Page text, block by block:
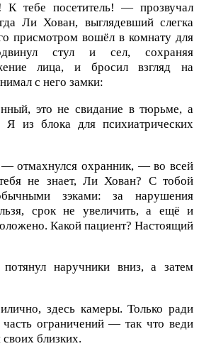
тебе посетитель! — прозвучал
Ли Хован, выглядевший слегка
присмотром вошёл в комнату для
стул и сел, сохраняя
лица, и бросил взгляд на
с него замки:
это не свидание в тюрьме, а
Я из блока для психиатрических
отмахнулся охранник, — во всей
не знает, Ли Хован? С тобой
зэками: за нарушения
срок не увеличить, а ещё и
Какой пациент? Настоящий
наручники вниз, а затем
здесь камеры. Только ради
ограничений — так что веди
близких.